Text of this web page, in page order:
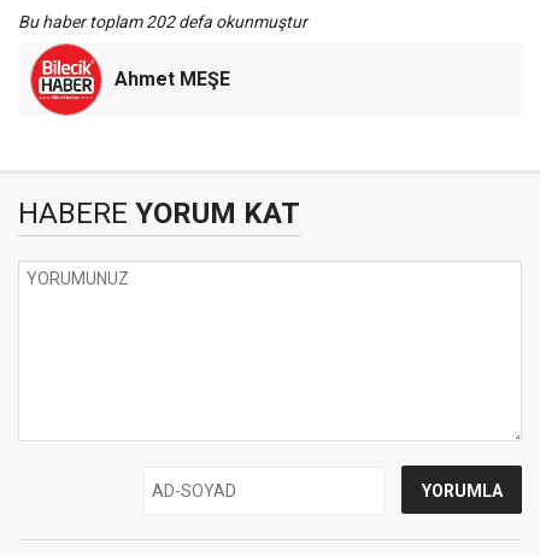
Bu haber toplam 202 defa okunmuştur
Ahmet MEŞE
HABERE YORUM KAT